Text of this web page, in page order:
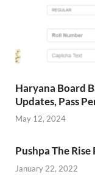
Haryana Board
Updates, Pass
May 12, 2024
Pushpa The
January 22, 2022